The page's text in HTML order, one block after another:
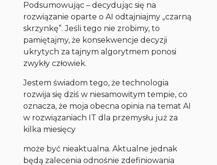
Podsumowując – decydując się na
rozwiązanie oparte o AI odtajniajmy „czarną
skrzynkę”. Jeśli tego nie zrobimy, to
pamiętajmy, że konsekwencje decyzji
ukrytych za tajnym algorytmem ponosi
zwykły człowiek.
Jestem świadom tego, że technologia
rozwija się dziś w niesamowitym tempie, co
oznacza, że moja obecna opinia na temat AI
w rozwiązaniach IT dla przemysłu już za
kilka miesięcy
może być nieaktualna. Aktualne jednak
będą zalecenia odnośnie zdefiniowania